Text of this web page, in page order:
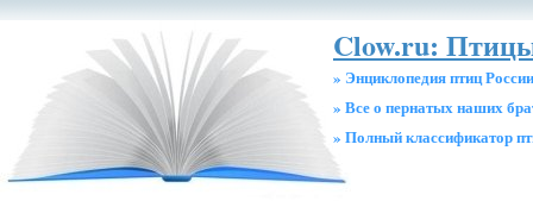
Clow.ru:
» Энциклопедия птиц России
» Все о пернатых наших
» Полный классификатор